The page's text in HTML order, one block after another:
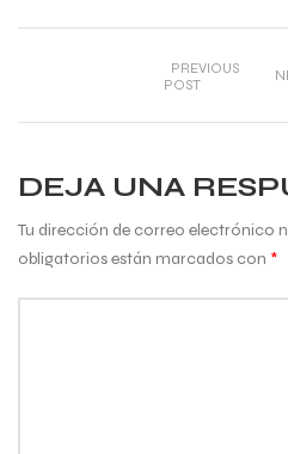
PREVIOUS
POST
DEJA UNA
Tu dirección de correo electrónico
obligatorios están marcados con *